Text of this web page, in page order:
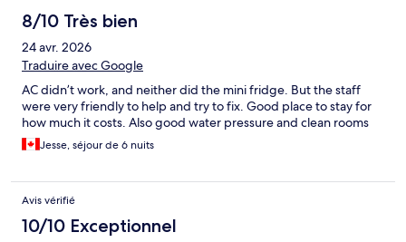
8/10 Très bien
24 avr. 2026
Traduire avec Google
AC didn’t work, and neither did the mini fridge. But the staff
were very friendly to help and try to fix. Good place to stay for
how much it costs. Also good water pressure and clean rooms
Jesse, séjour de 6 nuits
Avis vérifié
10/10 Exceptionnel